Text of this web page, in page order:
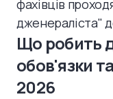
фахівців
дженераліста"
Що робить
обов'язки
2026